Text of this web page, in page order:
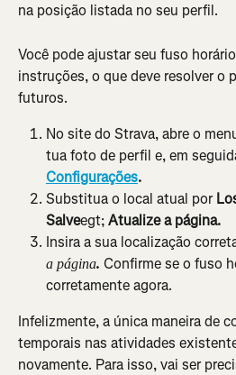
na posição listada no seu perfil.
Você pode ajustar seu fuso
instruções, o que deve resolver o
futuros.
No site do Strava, abre o
tua foto de perfil e, em
Configurações.
Substitua o local atual por
Salveegt; Atualize a página.
Insira a sua localização
a página. Confirme se o fuso
corretamente agora.
Infelizmente, a única maneira de
temporais nas atividades
novamente. Para isso, vai ser